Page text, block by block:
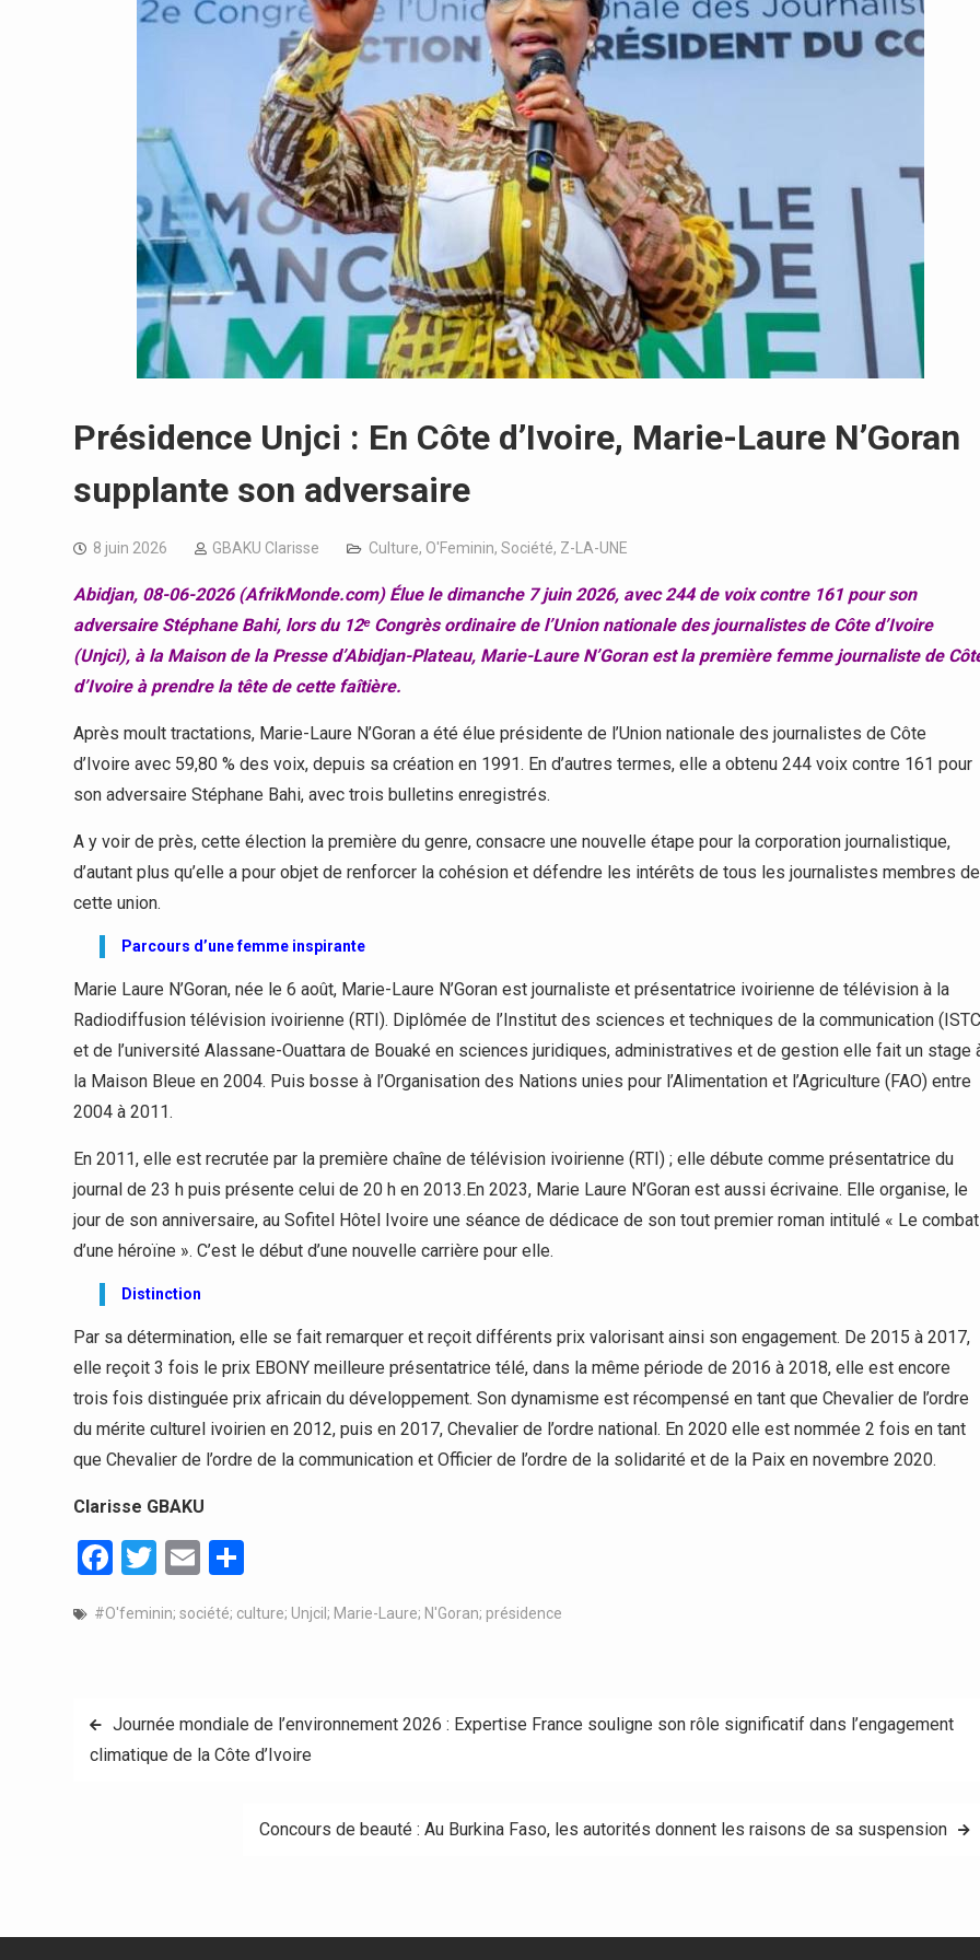
Présidence Unjci : En Côte d’Ivoire, Marie-Laure N’Goran
supplante son adversaire
8 juin 2026 GBAKU Clarisse Culture, O'Feminin, Société, Z-LA-UNE
Abidjan, 08-06-2026 (AfrikMonde.com) Élue le dimanche 7 juin 2026, avec 244 de voix contre 161 pour son
adversaire Stéphane Bahi, lors du 12ᵉ Congrès ordinaire de l’Union nationale des journalistes de Côte d’Ivoire
(Unjci), à la Maison de la Presse d’Abidjan-Plateau, Marie-Laure N’Goran est la première femme journaliste de
d’Ivoire à prendre la tête de cette faîtière.
Après moult tractations, Marie-Laure N’Goran a été élue présidente de l’Union nationale des journalistes de Côte
d’Ivoire avec 59,80 % des voix, depuis sa création en 1991. En d’autres termes, elle a obtenu 244 voix contre 161 pour
son adversaire Stéphane Bahi, avec trois bulletins enregistrés.
A y voir de près, cette élection la première du genre, consacre une nouvelle étape pour la corporation journalistique,
d’autant plus qu’elle a pour objet de renforcer la cohésion et défendre les intérêts de tous les journalistes membres de
cette union.
Parcours d’une femme inspirante
Marie Laure N’Goran, née le 6 août, Marie-Laure N’Goran est journaliste et présentatrice ivoirienne de télévision à la
Radiodiffusion télévision ivoirienne (RTI). Diplômée de l’Institut des sciences et techniques de la communication
et de l’université Alassane-Ouattara de Bouaké en sciences juridiques, administratives et de gestion elle fait un stage
la Maison Bleue en 2004. Puis bosse à l’Organisation des Nations unies pour l’Alimentation et l’Agriculture (FAO) entre
2004 à 2011.
En 2011, elle est recrutée par la première chaîne de télévision ivoirienne (RTI) ; elle débute comme présentatrice du
journal de 23 h puis présente celui de 20 h en 2013.En 2023, Marie Laure N’Goran est aussi écrivaine. Elle organise, le
jour de son anniversaire, au Sofitel Hôtel Ivoire une séance de dédicace de son tout premier roman intitulé « Le combat
d’une héroïne ». C’est le début d’une nouvelle carrière pour elle.
Distinction
Par sa détermination, elle se fait remarquer et reçoit différents prix valorisant ainsi son engagement. De 2015 à 2017,
elle reçoit 3 fois le prix EBONY meilleure présentatrice télé, dans la même période de 2016 à 2018, elle est encore
trois fois distinguée prix africain du développement. Son dynamisme est récompensé en tant que Chevalier de l’ordre
du mérite culturel ivoirien en 2012, puis en 2017, Chevalier de l’ordre national. En 2020 elle est nommée 2 fois en tant
que Chevalier de l’ordre de la communication et Officier de l’ordre de la solidarité et de la Paix en novembre 2020.
Clarisse GBAKU
Facebook
Twitter
Email
#O'feminin; société; culture; UnjciI; Marie-Laure; N'Goran; présidence
Navigation
de
Journée mondiale de l’environnement 2026 : Expertise France souligne son rôle significatif dans l’engagement
climatique de la Côte d’Ivoire
Concours de beauté : Au Burkina Faso, les autorités donnent les raisons de sa suspension